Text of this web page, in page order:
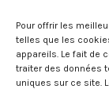
Pour offrir les
telles que les
appareils. Le fait de
traiter des données
uniques sur ce site.
Contact
Demande de devis